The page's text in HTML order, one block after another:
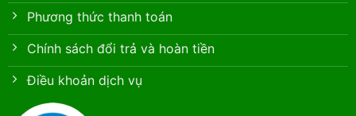
Phương thức thanh toán
Chính sách đổi trả và hoàn tiền
Điều khoản dịch vụ